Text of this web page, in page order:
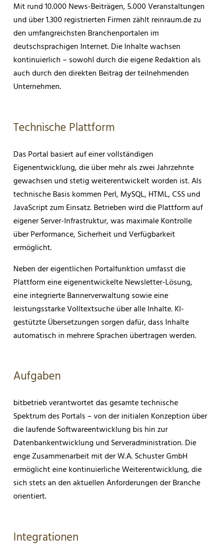
Mit rund 10.000 News-Beiträgen, 5.000 Veranstaltungen
und über 1.300 registrierten Firmen zählt reinraum.de zu
den umfangreichsten Branchenportalen im
deutschsprachigen Internet. Die Inhalte wachsen
kontinuierlich – sowohl durch die eigene Redaktion als
auch durch den direkten Beitrag der teilnehmenden
Unternehmen.
Technische Plattform
Das Portal basiert auf einer vollständigen
Eigenentwicklung, die über mehr als zwei Jahrzehnte
gewachsen und stetig weiterentwickelt worden ist. Als
technische Basis kommen Perl, MySQL, HTML, CSS und
JavaScript zum Einsatz. Betrieben wird die Plattform auf
eigener Server-Infrastruktur, was maximale Kontrolle
über Performance, Sicherheit und Verfügbarkeit
ermöglicht.
Neben der eigentlichen Portalfunktion umfasst die
Plattform eine eigenentwickelte Newsletter-Lösung,
eine integrierte Bannerverwaltung sowie eine
leistungsstarke Volltextsuche über alle Inhalte. KI-
gestützte Übersetzungen sorgen dafür, dass Inhalte
automatisch in mehrere Sprachen übertragen werden.
Aufgaben
bitbetrieb verantwortet das gesamte technische
Spektrum des Portals – von der initialen Konzeption über
die laufende Softwareentwicklung bis hin zur
Datenbankentwicklung und Serveradministration. Die
enge Zusammenarbeit mit der W.A. Schuster GmbH
ermöglicht eine kontinuierliche Weiterentwicklung, die
sich stets an den aktuellen Anforderungen der Branche
orientiert.
Integrationen